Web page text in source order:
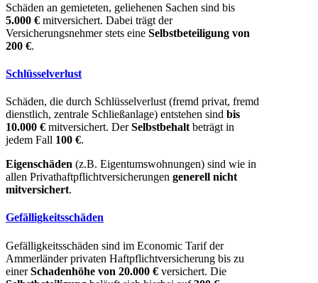
Schäden an gemieteten, geliehenen Sachen sind bis
5.000 € mitversichert. Dabei trägt der
Versicherungsnehmer stets eine Selbstbeteiligung von
200 €.
Schlüsselverlust
Schäden, die durch Schlüsselverlust (fremd privat, fremd
dienstlich, zentrale Schließanlage) entstehen sind bis
10.000 € mitversichert. DerSelbstbehalt beträgt in
jedem Fall 100 €.
Eigenschäden (z.B. Eigentumswohnungen) sind wie in
allen Privathaftpflichtversicherungen generell nicht
mitversichert.
Gefälligkeitsschäden
Gefälligkeitsschäden sind im Economic Tarif der
Ammerländer privaten Haftpflichtversicherung bis zu
einerSchadenhöhe von 20.000 € versichert. Die